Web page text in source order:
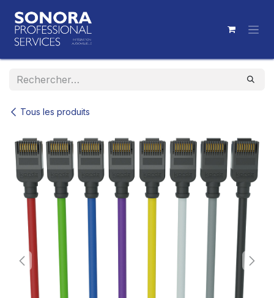
Tous les produits